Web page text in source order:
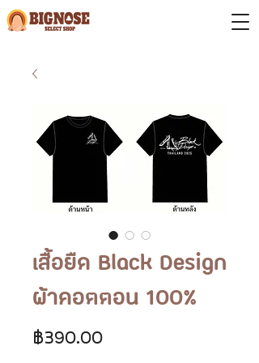
เสื้อยืด Black Design
ผ้าคอตตอน 100%
฿390.00ราคา